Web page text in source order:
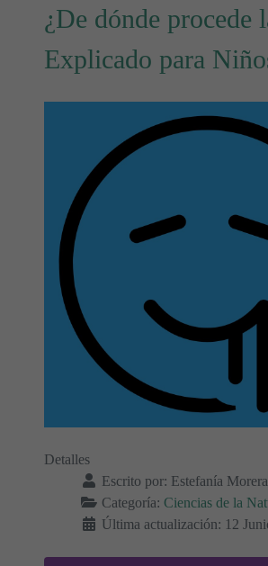
¿De dónde procede
Explicado para
Detalles
Escrito por: Estefanía Morera
Categoría: Ciencias de la
Última actualización: 12